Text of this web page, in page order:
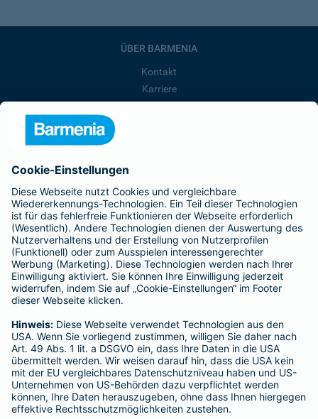
ÜBER BARMENIA
Kontakt
Karriere
Presse
Barmenia ist Teil der BarmeniaGothaer
BELIEBTE SEITEN
Kranken-Zusatzversicherung
Tierversicherungen
Haftpflichtversicherung
Hausratversicherung
Adresse ändern
Schaden melden
Kilometerstandsmeldung
Serviceübersicht